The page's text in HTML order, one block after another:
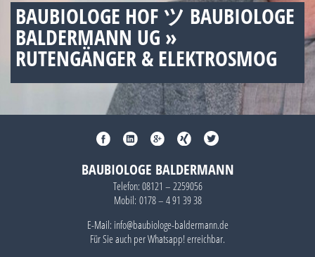
BAUBIOLOGE HOF ツ BAUBIOLOGE
BALDERMANN UG »
RUTENGÄNGER & ELEKTROSMOG
BAUBIOLOGE BALDERMANN
Telefon: 08121 – 2259056
Mobil: 0178 – 4 91 39 38
E-Mail: info@baubiologe-baldermann.de
Für Sie auch perWhatsapp!erreichbar.